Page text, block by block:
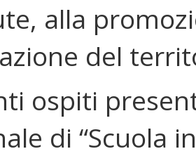
alla
del
ospiti
di “Scuola